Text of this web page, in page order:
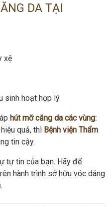
DA TẠI
xệ
sinh hoạt hợp lý
hút mỡ căng da các vùng:
quả, thì Bệnh viện Thẩm
tin cậy.
tự tin của bạn. Hãy để
hành trình sở hữu vóc dáng